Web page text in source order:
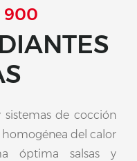
900
sistemas de cocción
del calor
óptima salsas y